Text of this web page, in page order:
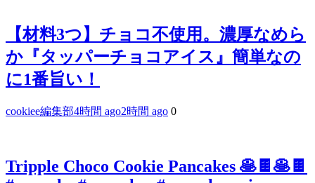
【材料3つ】チョコ不使用。濃厚なめら
か『タッパーチョコアイス』簡単なの
に1番旨い！
cookiee編集部4時間 ago2時間 ago 0
Tripple Choco Cookie Pancakes 🥞🍫🥞🍫